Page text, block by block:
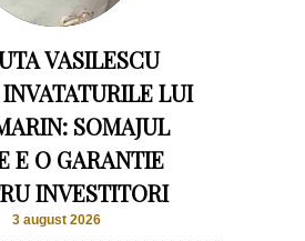
VASILESCU
LUI
SOMAJUL
E O GARANTIE
INVESTITORI
3 august 2026